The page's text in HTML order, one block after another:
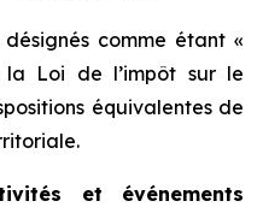
comme étant «
Loi de l’impôt sur le
équivalentes de
et événements